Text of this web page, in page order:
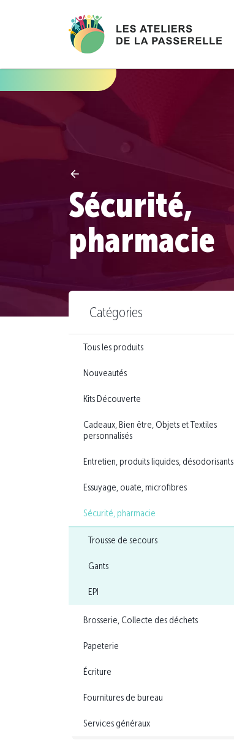
Sécurité,
pharmacie
Catégories
Tous les produits
Nouveautés
Kits Découverte
Cadeaux, Bien être, Objets et Textiles
personnalisés
Entretien, produits liquides, désodorisants
Essuyage, ouate, microfibres
Sécurité, pharmacie
Trousse de secours
Gants
EPI
Brosserie, Collecte des déchets
Papeterie
Écriture
Fournitures de bureau
Services généraux